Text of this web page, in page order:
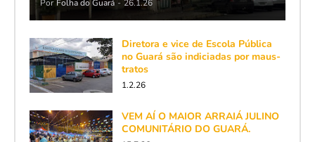
Por Folha do Guará - 26.1.26
Diretora e vice de Escola Pública
no Guará são indiciadas por maus-
tratos
1.2.26
VEM AÍ O MAIOR ARRAIÁ JULINO
COMUNITÁRIO DO GUARÁ.